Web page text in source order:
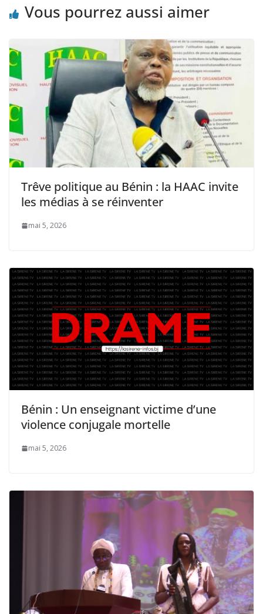
Vous pourrez aussi aimer
Trêve politique au Bénin : la HAAC invite
les médias à se réinventer
mai 5, 2026
Bénin : Un enseignant victime d’une
violence conjugale mortelle
mai 5, 2026